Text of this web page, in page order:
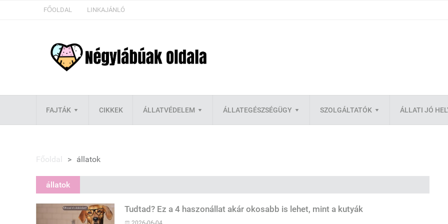
FŐOLDAL LINKAJÁNLÓ
FAJTÁK CIKKEK ÁLLATVÉDELEM ÁLLATEGÉSZSÉGÜGY SZOLGÁLTATÓK ÁLLATI JÓ
Főoldal > állatok
állatok
Tudtad? Ez a 4 haszonállat akár okosabb is lehet, mint a kutyák